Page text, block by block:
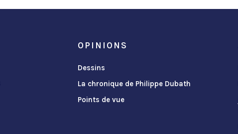
OPINIONS
Dessins
La chronique de Philippe Dubath
Points de vue